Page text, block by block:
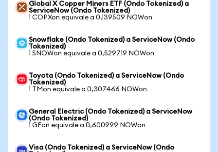
Global X Copper Miners ETF (Ondo Tokenized) a
ServiceNow (Ondo Tokenized)
1 COPXon equivale a 0,139509 NOWon
Snowflake (Ondo Tokenized) a ServiceNow (Ondo
Tokenized)
1 SNOWon equivale a 0,529719 NOWon
Toyota (Ondo Tokenized) a ServiceNow (Ondo
Tokenized)
1 TMon equivale a 0,307466 NOWon
General Electric (Ondo Tokenized) a ServiceNow
(Ondo Tokenized)
1 GEon equivale a 0,600999 NOWon
Visa (Ondo Tokenized) a ServiceNow (Ondo